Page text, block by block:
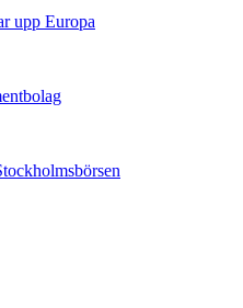
upp Europa